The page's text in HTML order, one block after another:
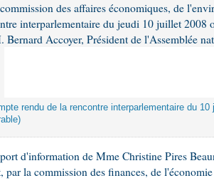
des affaires économiques, de
interparlementaire du jeudi 10 juillet 2008
Bernard Accoyer, Président de l'Assemblée
rendu de la rencontre interparlementaire du
d'information de Mme Christine Pires
par la commission des finances, de